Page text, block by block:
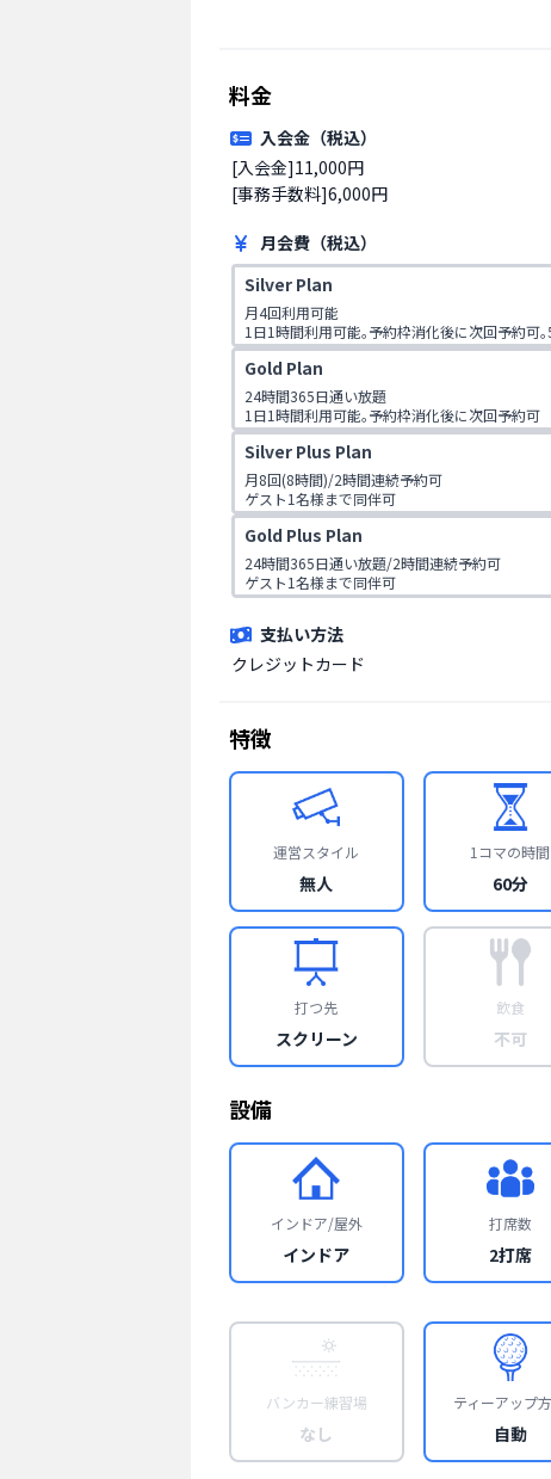
料金
入会金（税込）
[入会金]11,000円
[事務手数料]6,000円
月会費（税込）
Silver Plan
月4回利用可能
1日1時間利用可能｡予約枠消化後に次回予約可
用チケットをご購入下さい。
Gold Plan
24時間365日通い放題
1日1時間利用可能｡予約枠消化後に次回予約可
※入会時別途入会金(11,000円)､事務手数料
Silver Plus Plan
月8回(8時間)/2時間連続予約可
ゲスト1名様まで同伴可
※入会時別途入会金(11,000円)､事務手数料
Gold Plus Plan
24時間365日通い放題/2時間連続予約可
ゲスト1名様まで同伴可
2時間分の予約ができ、1日最大2時間連続利用
支払い方法
クレジットカード
特徴
運営スタイル
無人
1コマの時間
60分
打つ先
スクリーン
飲食
不可
設備
インドア/屋外
インドア
打席数
2打席
バンカー練習場
なし
ティーアップ
自動